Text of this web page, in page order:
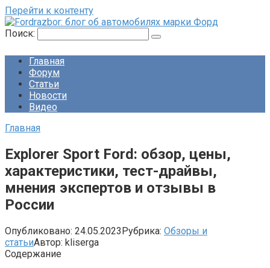
Перейти к контенту
Поиск:
Главная
Форум
Статьи
Новости
Видео
Главная
Explorer Sport Ford: обзор, цены,
характеристики, тест-драйвы,
мнения экспертов и отзывы в
России
Опубликовано: 24.05.2023Рубрика: Обзоры и
статьиАвтор: kliserga
Содержание